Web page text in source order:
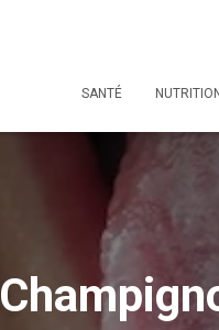
SANTÉ NUTRITION